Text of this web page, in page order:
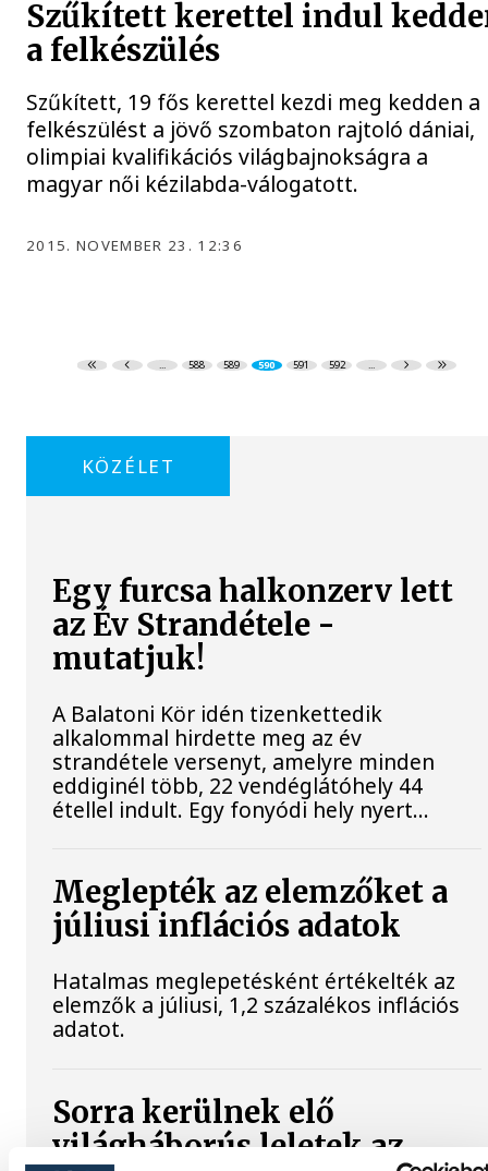
Szűkített kerettel indul
a felkészülés
Szűkített, 19 fős kerettel kezdi meg kedden a
felkészülést a jövő szombaton rajtoló dániai,
olimpiai kvalifikációs világbajnokságra a
magyar női kézilabda-válogatott.
2015. NOVEMBER 23. 12:36
... 588 589 590 591 592 ...
KÖZÉLET
Egy furcsa halkonzerv lett
az Év Strandétele -
mutatjuk!
A Balatoni Kör idén tizenkettedik
alkalommal hirdette meg az év
strandétele versenyt, amelyre minden
eddiginél több, 22 vendéglátóhely 44
étellel indult. Egy fonyódi hely nyert...
Meglepték az elemzőket a
júliusi inflációs adatok
Hatalmas meglepetésként értékelték az
elemzők a júliusi, 1,2 százalékos inflációs
adatot.
Sorra kerülnek elő
világháborús leletek az